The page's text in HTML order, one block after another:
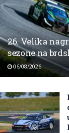
26. Velika
sezone na
06/08/2026